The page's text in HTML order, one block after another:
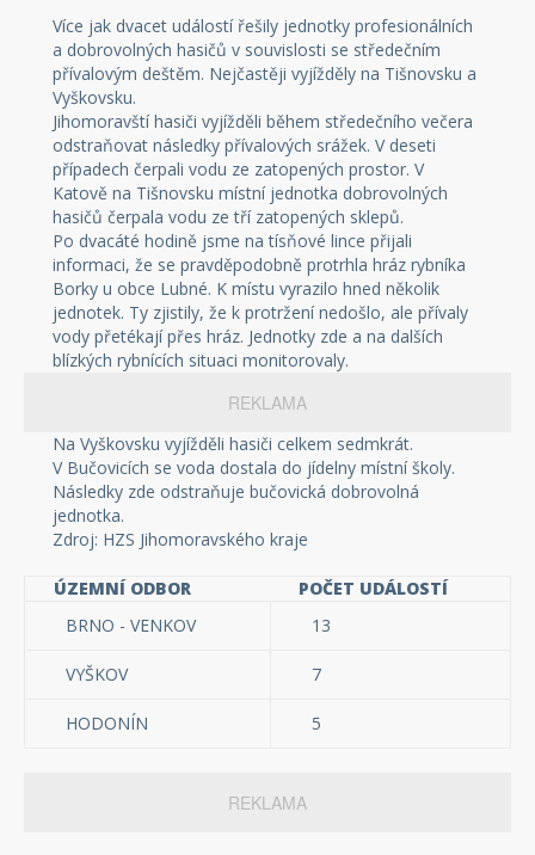
Více jak dvacet událostí řešily jednotky profesionálních
a dobrovolných hasičů v souvislosti se středečním
přívalovým deštěm. Nejčastěji vyjížděly na Tišnovsku a
Vyškovsku.
Jihomoravští hasiči vyjížděli během středečního večera
odstraňovat následky přívalových srážek. V deseti
případech čerpali vodu ze zatopených prostor. V
Katově na Tišnovsku místní jednotka dobrovolných
hasičů čerpala vodu ze tří zatopených sklepů.
Po dvacáté hodině jsme na tísňové lince přijali
informaci, že se pravděpodobně protrhla hráz rybníka
Borky u obce Lubné. K místu vyrazilo hned několik
jednotek. Ty zjistily, že k protržení nedošlo, ale přívaly
vody přetékají přes hráz. Jednotky zde a na dalších
blízkých rybnících situaci monitorovaly.
REKLAMA
Na Vyškovsku vyjížděli hasiči celkem sedmkrát.
V Bučovicích se voda dostala do jídelny místní školy.
Následky zde odstraňuje bučovická dobrovolná
jednotka.
Zdroj: HZS Jihomoravského kraje
ÚZEMNÍ ODBOR
POČET UDÁLOSTÍ
BRNO - VENKOV
13
VYŠKOV 7
HODONÍN 5
REKLAMA